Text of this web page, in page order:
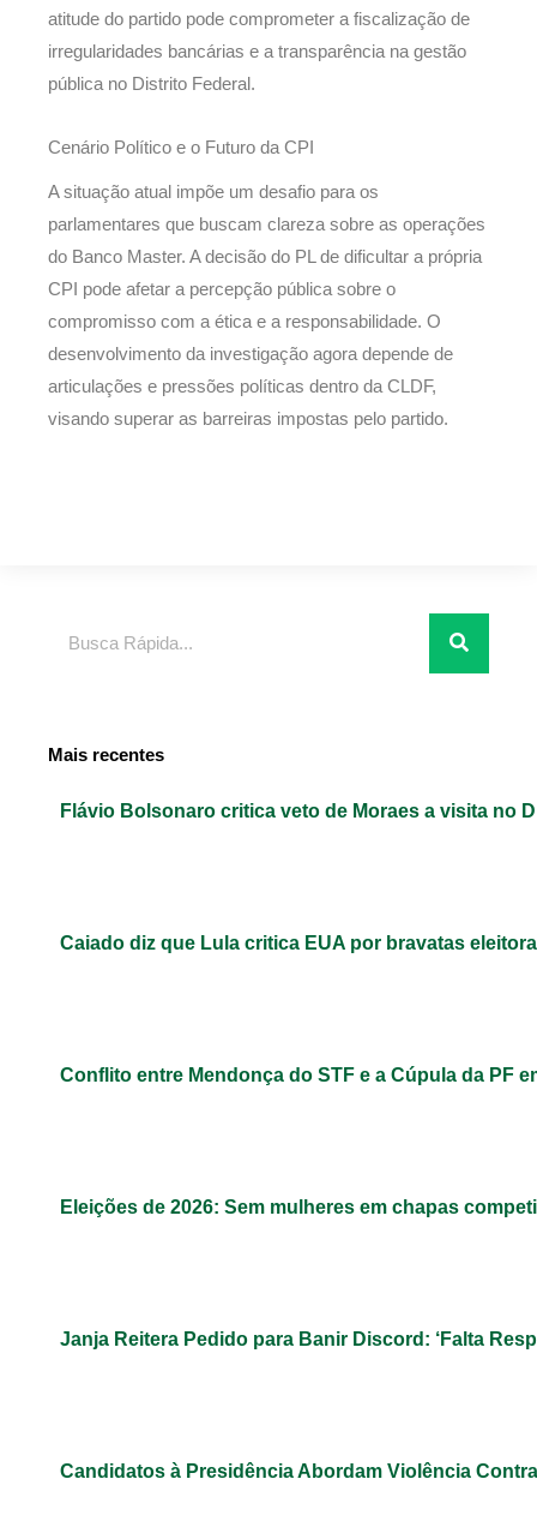
atitude do partido pode comprometer a fiscalização de
irregularidades bancárias e a transparência na gestão
pública no Distrito Federal.
Cenário Político e o Futuro da CPI
A situação atual impõe um desafio para os
parlamentares que buscam clareza sobre as operações
do Banco Master. A decisão do PL de dificultar a própria
CPI pode afetar a percepção pública sobre o
compromisso com a ética e a responsabilidade. O
desenvolvimento da investigação agora depende de
articulações e pressões políticas dentro da CLDF,
visando superar as barreiras impostas pelo partido.
Mais recentes
Flávio Bolsonaro critica veto de Moraes a visita no
Caiado diz que Lula critica EUA por bravatas
Conflito entre Mendonça do STF e a Cúpula da PF
Eleições de 2026: Sem mulheres em chapas
Janja Reitera Pedido para Banir Discord: ‘Falta
Candidatos à Presidência Abordam Violência